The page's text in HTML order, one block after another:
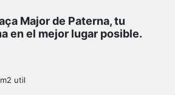
Major de Paterna, tu
en el mejor lugar posible.
util